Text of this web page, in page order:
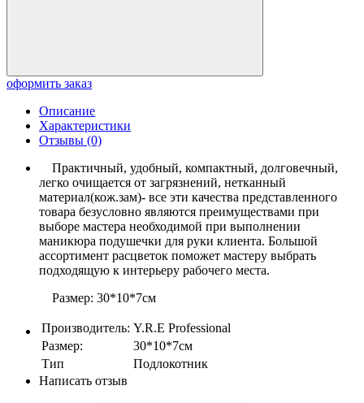
оформить заказ
Описание
Характеристики
Отзывы (0)
Практичный, удобный, компактный, долговечный,
легко очищается от загрязнений, нетканный
материал(кож.зам)- все эти качества представленного
товара безусловно являются преимуществами при
выборе мастера необходимой при выполнении
маникюра подушечки для руки клиента. Большой
ассортимент расцветок поможет мастеру выбрать
подходящую к интерьеру рабочего места.
Размер: 30*10*7см
Производитель: Y.R.E Professional
Размер:
30*10*7см
Тип
Подлокотник
Написать отзыв